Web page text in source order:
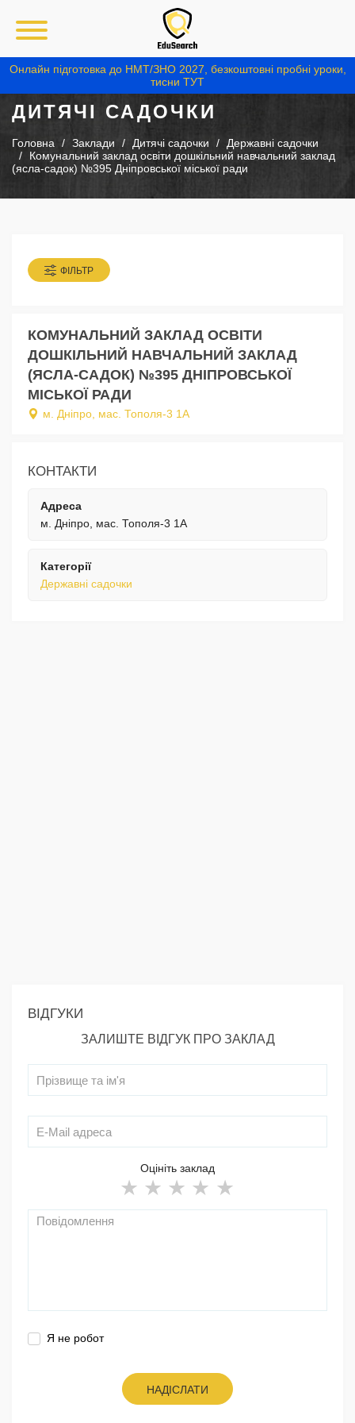
Онлайн підготовка до НМТ/ЗНО 2027, безкоштовні пробні уроки,
тисни ТУТ
ДИТЯЧІ САДОЧКИ
Головна Заклади Дитячі садочки
Державні садочки
Комунальний заклад освіти дошкільний навчальний заклад
(ясла-садок) №395 Дніпровської міської ради
ФІЛЬТР
КОМУНАЛЬНИЙ ЗАКЛАД ОСВІТИ
ДОШКІЛЬНИЙ НАВЧАЛЬНИЙ ЗАКЛАД
(ЯСЛА-САДОК) №395 ДНІПРОВСЬКОЇ
МІСЬКОЇ РАДИ
м. Дніпро, мас. Тополя-3 1А
КОНТАКТИ
Адреса
м. Дніпро, мас. Тополя-3 1А
Категорії
Державні садочки
ВІДГУКИ
ЗАЛИШТЕ ВІДГУК ПРО ЗАКЛАД
Оцініть заклад
Я не робот
НАДІСЛАТИ